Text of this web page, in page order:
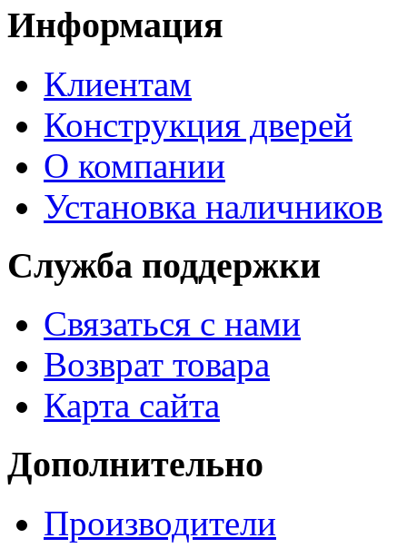
Информация
Клиентам
Конструкция дверей
О компании
Установка наличников
Служба поддержки
Связаться с нами
Возврат товара
Карта сайта
Дополнительно
Производители